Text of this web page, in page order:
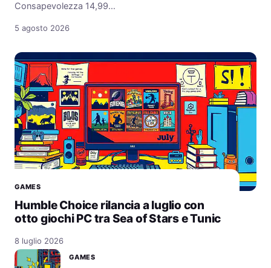
Consapevolezza 14,99…
5 agosto 2026
GAMES
Humble Choice rilancia a luglio con
otto giochi PC tra Sea of Stars e Tunic
8 luglio 2026
GAMES